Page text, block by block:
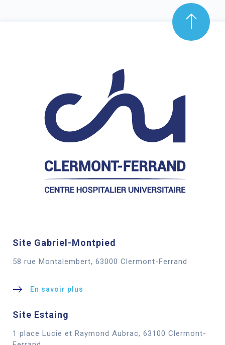
Site Gabriel-Montpied
58 rue Montalembert, 63000 Clermont-Ferrand
En savoir plus
Site Estaing
1 place Lucie et Raymond Aubrac, 63100 Clermont-